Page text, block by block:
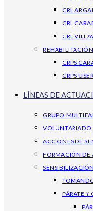
CRL
CRL
CRL
CRPS
CRPS
LÍNEAS DE
GRUPO
VOLUNTARIADO
ACCIONES DE
FORMACIÓN DE
PÁRATE Y